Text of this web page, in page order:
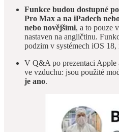
Funkce budou dostupné
Pro Max a na iPadech
nebo novějšími, a to pouze
nastaven na angličtinu.
podzim v systémech iOS
V Q&A po prezentaci Apple
ve vzduchu: jsou použité
je ano.